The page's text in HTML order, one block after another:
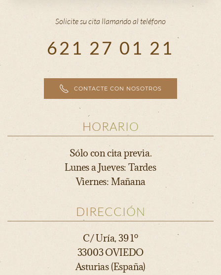
Solicite su cita llamando al teléfono
621 27 01 21
CONTACTE CON NOSOTROS
HORARIO
Sólo con cita previa.
Lunes a Jueves: Tardes
Viernes: Mañana
DIRECCIÓN
C/ Uría, 39 1º
33003 OVIEDO
Asturias (España)